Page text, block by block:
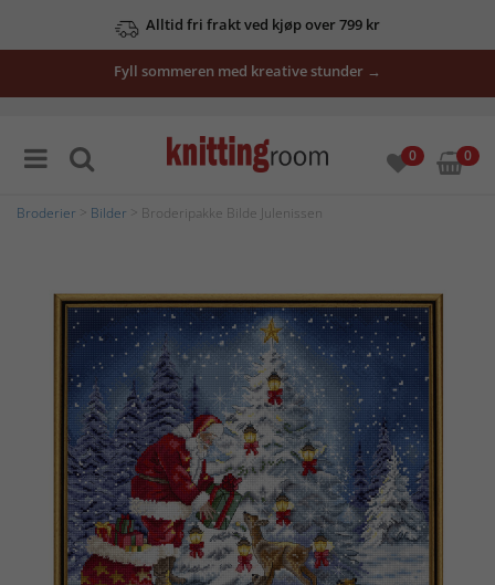
Alltid fri frakt ved kjøp over 799 kr
Fyll sommeren med kreative stunder →
0 0
Broderier Bilder > Broderipakke Bilde Julenissen